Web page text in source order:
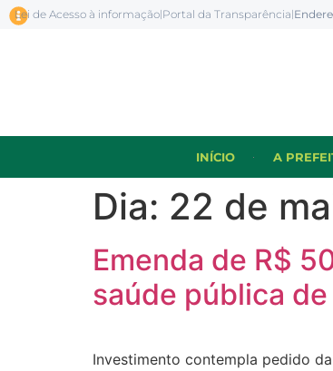
Lei de Acesso à informação|Portal da Transparência|
INÍCIO A
Dia: 22 de
Emenda de R$
saúde pública
Investimento contempla pedido